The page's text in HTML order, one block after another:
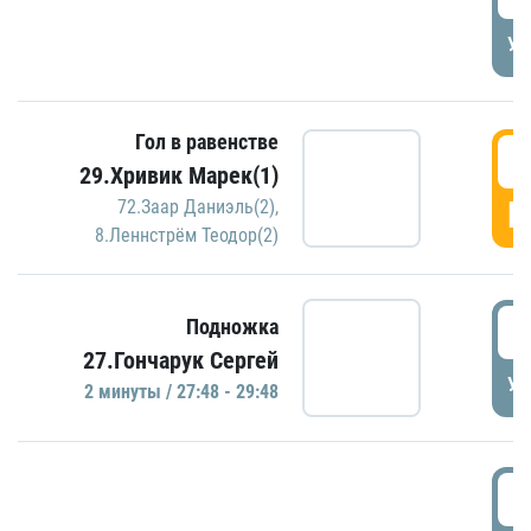
Гол в равенстве
29.Хривик Марек(1)
72.Заар Даниэль(2),
8.Леннстрём Теодор(2)
Подножка
27.Гончарук Сергей
2 минуты / 27:48 - 29:48